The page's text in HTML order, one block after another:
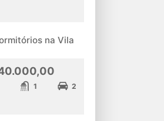
na Vila
1 2